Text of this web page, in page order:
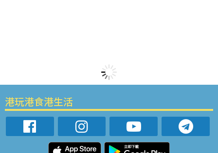
港玩港食港生活